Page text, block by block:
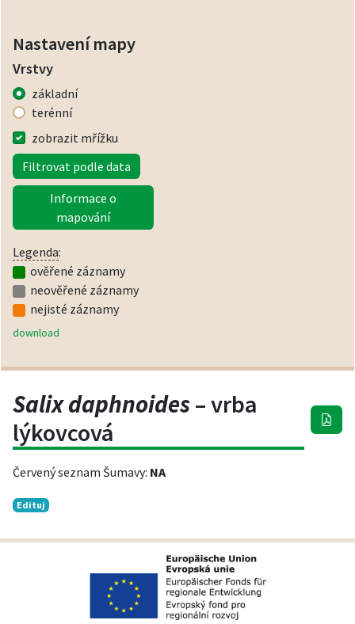
Nastavení mapy
Vrstvy
základní
terénní
zobrazit mřížku
Filtrovat podle data
Informace o
mapování
Legenda:
ověřené záznamy
neověřené záznamy
nejisté záznamy
download
Salix daphnoides– vrba
lýkovcová
Červený seznam Šumavy: NA
Edituj